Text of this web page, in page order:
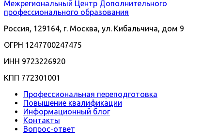
Межрегиональный Центр Дополнительного
профессионального образования
Россия, 129164, г. Москва, ул. Кибальчича, дом 9
ОГРН 1247700247475
ИНН 9723226920
КПП 772301001
Профессиональная переподготовка
Повышение квалификации
Информационный блог
Контакты
Вопрос-ответ